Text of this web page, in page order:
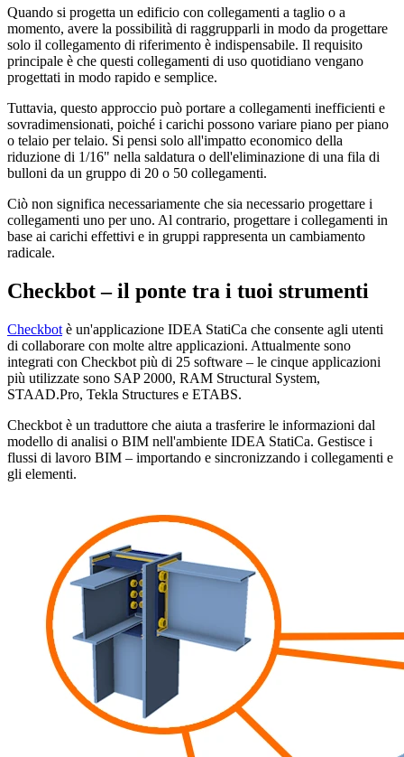
Quando si progetta un edificio con collegamenti a taglio o a
momento, avere la possibilità di raggrupparli in modo da progettare
solo il collegamento di riferimento è indispensabile. Il requisito
principale è che questi collegamenti di uso quotidiano vengano
progettati in modo rapido e semplice.
Tuttavia, questo approccio può portare a collegamenti inefficienti e
sovradimensionati, poiché i carichi possono variare piano per piano
o telaio per telaio. Si pensi solo all'impatto economico della
riduzione di 1/16" nella saldatura o dell'eliminazione di una fila di
bulloni da un gruppo di 20 o 50 collegamenti.
Ciò non significa necessariamente che sia necessario progettare i
collegamenti uno per uno. Al contrario, progettare i collegamenti in
base ai carichi effettivi e in gruppi rappresenta un cambiamento
radicale.
Checkbot – il ponte tra i tuoi strumenti
Checkbot è un'applicazione IDEA StatiCa che consente agli utenti
di collaborare con molte altre applicazioni. Attualmente sono
integrati con Checkbot più di 25 software – le cinque applicazioni
più utilizzate sono SAP 2000, RAM Structural System,
STAAD.Pro, Tekla Structures e ETABS.
Checkbot è un traduttore che aiuta a trasferire le informazioni dal
modello di analisi o BIM nell'ambiente IDEA StatiCa. Gestisce i
flussi di lavoro BIM – importando e sincronizzando i collegamenti e
gli elementi.